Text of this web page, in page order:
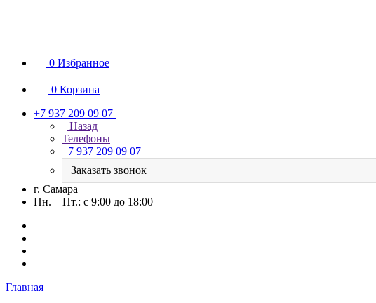
0 Избранное
0 Корзина
+7 937 209 09 07
Назад
Телефоны
+7 937 209 09 07
Заказать звонок
г. Самара
Пн. – Пт.: с 9:00 до 18:00
Главная